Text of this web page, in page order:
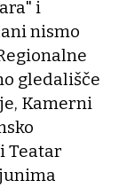
i
nismo
gledališče
Kamerni
Teatar